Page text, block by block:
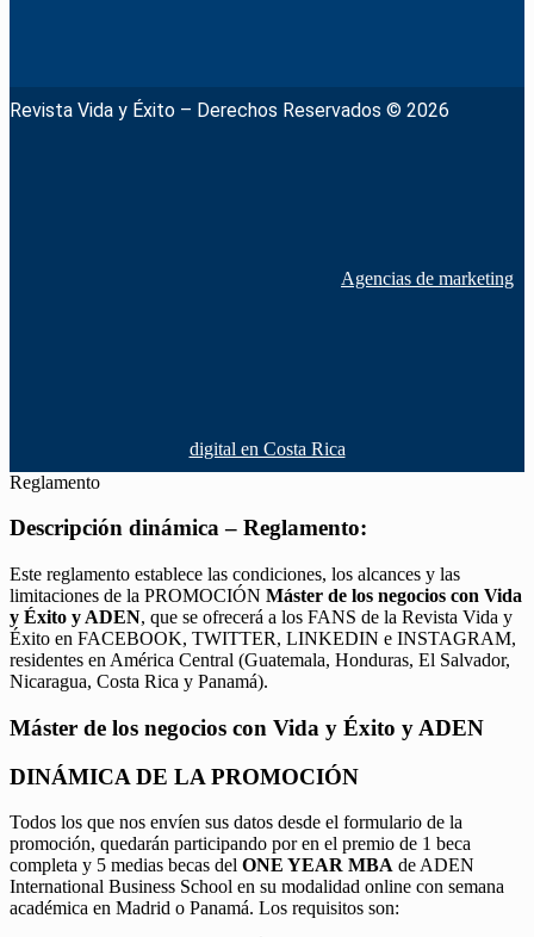
Revista Vida y Éxito – Derechos Reservados © 2026
Agencias de marketing
digital en Costa Rica
Reglamento
Descripción dinámica – Reglamento:
Este reglamento establece las condiciones, los alcances y las
limitaciones de la PROMOCIÓN Máster de los negocios con Vida
y Éxito y ADEN, que se ofrecerá a los FANS de la Revista Vida y
Éxito en FACEBOOK, TWITTER, LINKEDIN e INSTAGRAM,
residentes en América Central (Guatemala, Honduras, El Salvador,
Nicaragua, Costa Rica y Panamá).
Máster de los negocios con Vida y Éxito y ADEN
DINÁMICA DE LA PROMOCIÓN
Todos los que nos envíen sus datos desde el formulario de la
promoción, quedarán participando por en el premio de 1 beca
completa y 5 medias becas del ONE YEAR MBA de ADEN
International Business School en su modalidad online con semana
académica en Madrid o Panamá. Los requisitos son: